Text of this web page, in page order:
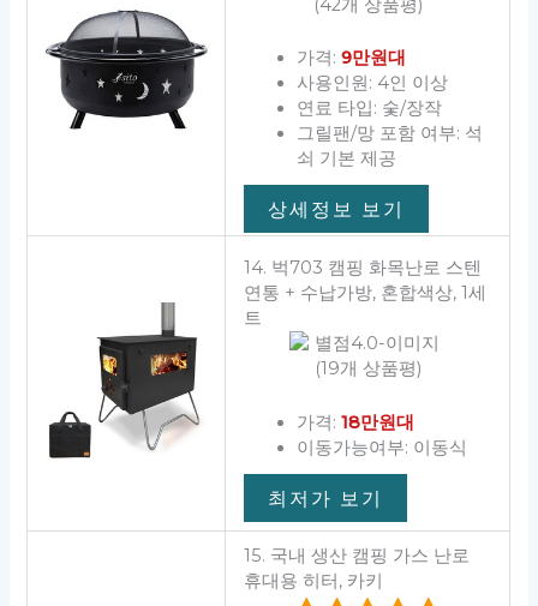
(42개 상품평)
가격: 9만원대
사용인원: 4인 이상
연료 타입: 숯/장작
그릴팬/망 포함 여부: 석
쇠 기본 제공
상세정보 보기
14. 벅703 캠핑 화목난로 스텐
연통 + 수납가방, 혼합색상, 1세
트
(19개 상품평)
가격: 18만원대
이동가능여부: 이동식
최저가 보기
15. 국내 생산 캠핑 가스 난로
휴대용 히터, 카키